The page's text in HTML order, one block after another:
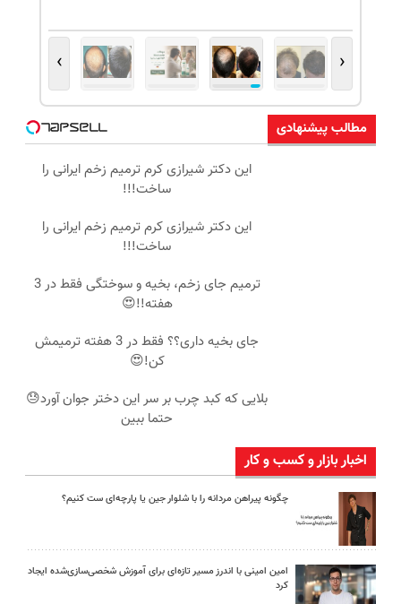
‹
›
مطالب پیشنهادی
این دکتر شیرازی کرم ترمیم زخم ایرانی را
ساخت!!!
این دکتر شیرازی کرم ترمیم زخم ایرانی را
ساخت!!!
ترمیم جای زخم، بخیه و سوختگی فقط در 3
هفته!!😍
جای بخیه داری؟؟ فقط در 3 هفته ترمیمش
کن!😍
بلایی که کبد چرب بر سر این دختر جوان آورد😓
حتما ببین
اخبار بازار و کسب و کار
چگونه پیراهن مردانه را با شلوار جین یا پارچه‌ای ست کنیم؟
امین امینی با اندرز مسیر تازه‌ای برای آموزش شخصی‌سازی‌شده ایجاد
کرد